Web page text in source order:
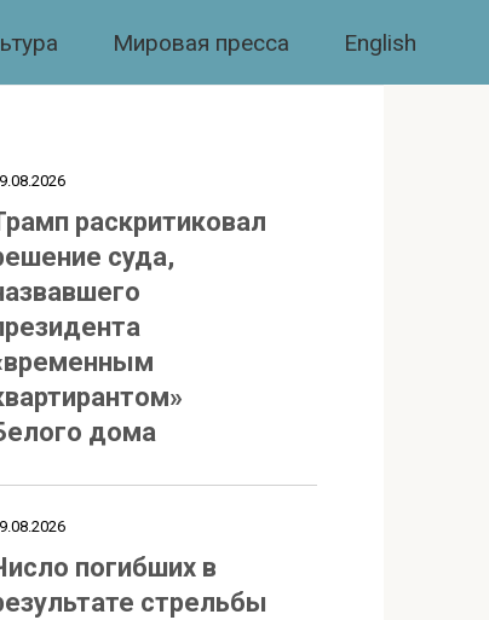
Мировая пресса English
раскритиковал
суда,
дома
погибших в
стрельбы